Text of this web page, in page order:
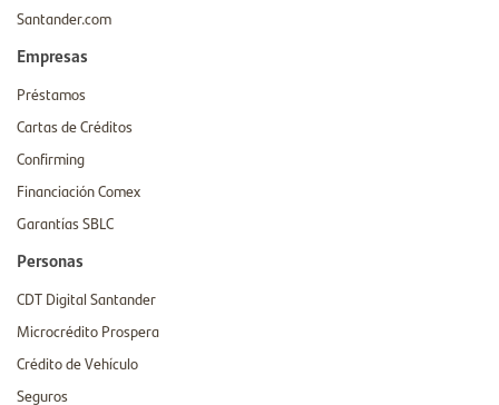
Santander.com
Empresas
Préstamos
Cartas de Créditos
Confirming
Financiación Comex
Garantías SBLC
Personas
CDT Digital Santander
Microcrédito Prospera
Crédito de Vehículo
Seguros